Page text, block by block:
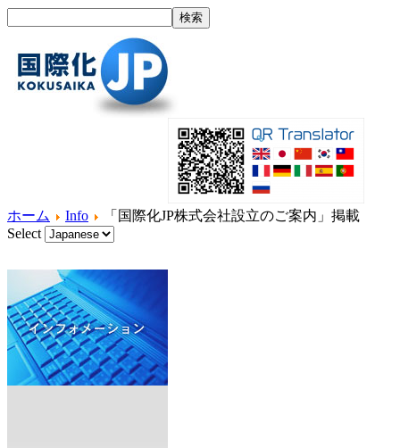
ホーム Info
「国際化JP株式会社設立のご案内」掲載
Select